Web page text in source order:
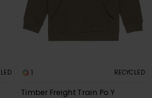
1 RECYCLED
Timber Freight Train Po Y